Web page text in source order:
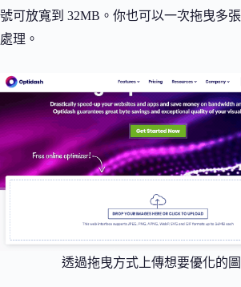
號可放寬到 32MB。你也可以一次拖曳多
處理。
透過拖曳方式上傳想要優化的